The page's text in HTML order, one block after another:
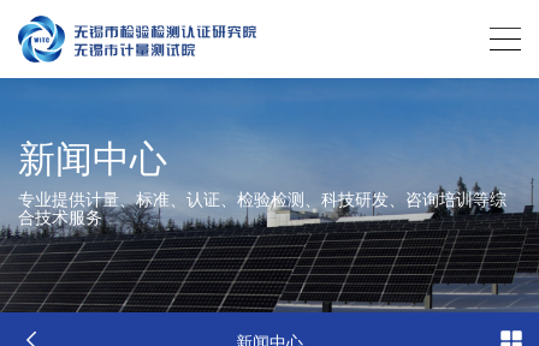
新闻中心
专业提供计量、标准、认证、检验检测、科技研发、咨询培训等综
合技术服务